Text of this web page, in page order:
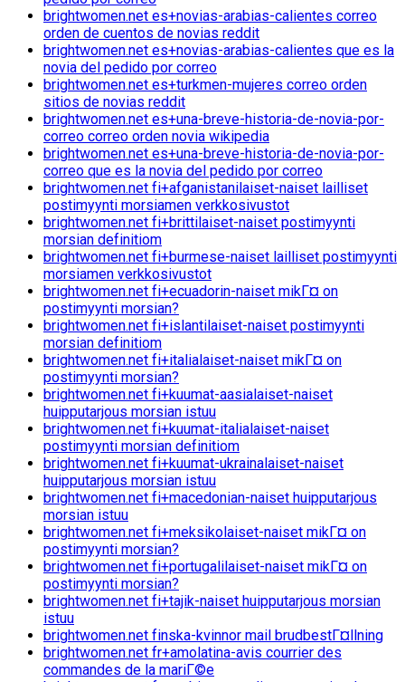
brightwomen.net es+novias-arabias-calientes correo
orden de cuentos de novias reddit
brightwomen.net es+novias-arabias-calientes que es la
novia del pedido por correo
brightwomen.net es+turkmen-mujeres correo orden
sitios de novias reddit
brightwomen.net es+una-breve-historia-de-novia-por-
correo correo orden novia wikipedia
brightwomen.net es+una-breve-historia-de-novia-por-
correo que es la novia del pedido por correo
brightwomen.net fi+afganistanilaiset-naiset lailliset
postimyynti morsiamen verkkosivustot
brightwomen.net fi+brittilaiset-naiset postimyynti
morsian definitiom
brightwomen.net fi+burmese-naiset lailliset postimyynti
morsiamen verkkosivustot
brightwomen.net fi+ecuadorin-naiset mikГ¤ on
postimyynti morsian?
brightwomen.net fi+islantilaiset-naiset postimyynti
morsian definitiom
brightwomen.net fi+italialaiset-naiset mikГ¤ on
postimyynti morsian?
brightwomen.net fi+kuumat-aasialaiset-naiset
huipputarjous morsian istuu
brightwomen.net fi+kuumat-italialaiset-naiset
postimyynti morsian definitiom
brightwomen.net fi+kuumat-ukrainalaiset-naiset
huipputarjous morsian istuu
brightwomen.net fi+macedonian-naiset huipputarjous
morsian istuu
brightwomen.net fi+meksikolaiset-naiset mikГ¤ on
postimyynti morsian?
brightwomen.net fi+portugalilaiset-naiset mikГ¤ on
postimyynti morsian?
brightwomen.net fi+tajik-naiset huipputarjous morsian
istuu
brightwomen.net finska-kvinnor mail brudbestГ¤llning
brightwomen.net fr+amolatina-avis courrier des
commandes de la mariГ©e